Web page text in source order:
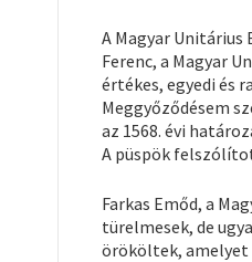
A Magyar
Ferenc, a Magyar
értékes, egyedi és
Meggyőződésem
az 1568. évi
A püspök
Farkas Emőd, a
türelmesek, de
örököltek, amelyet